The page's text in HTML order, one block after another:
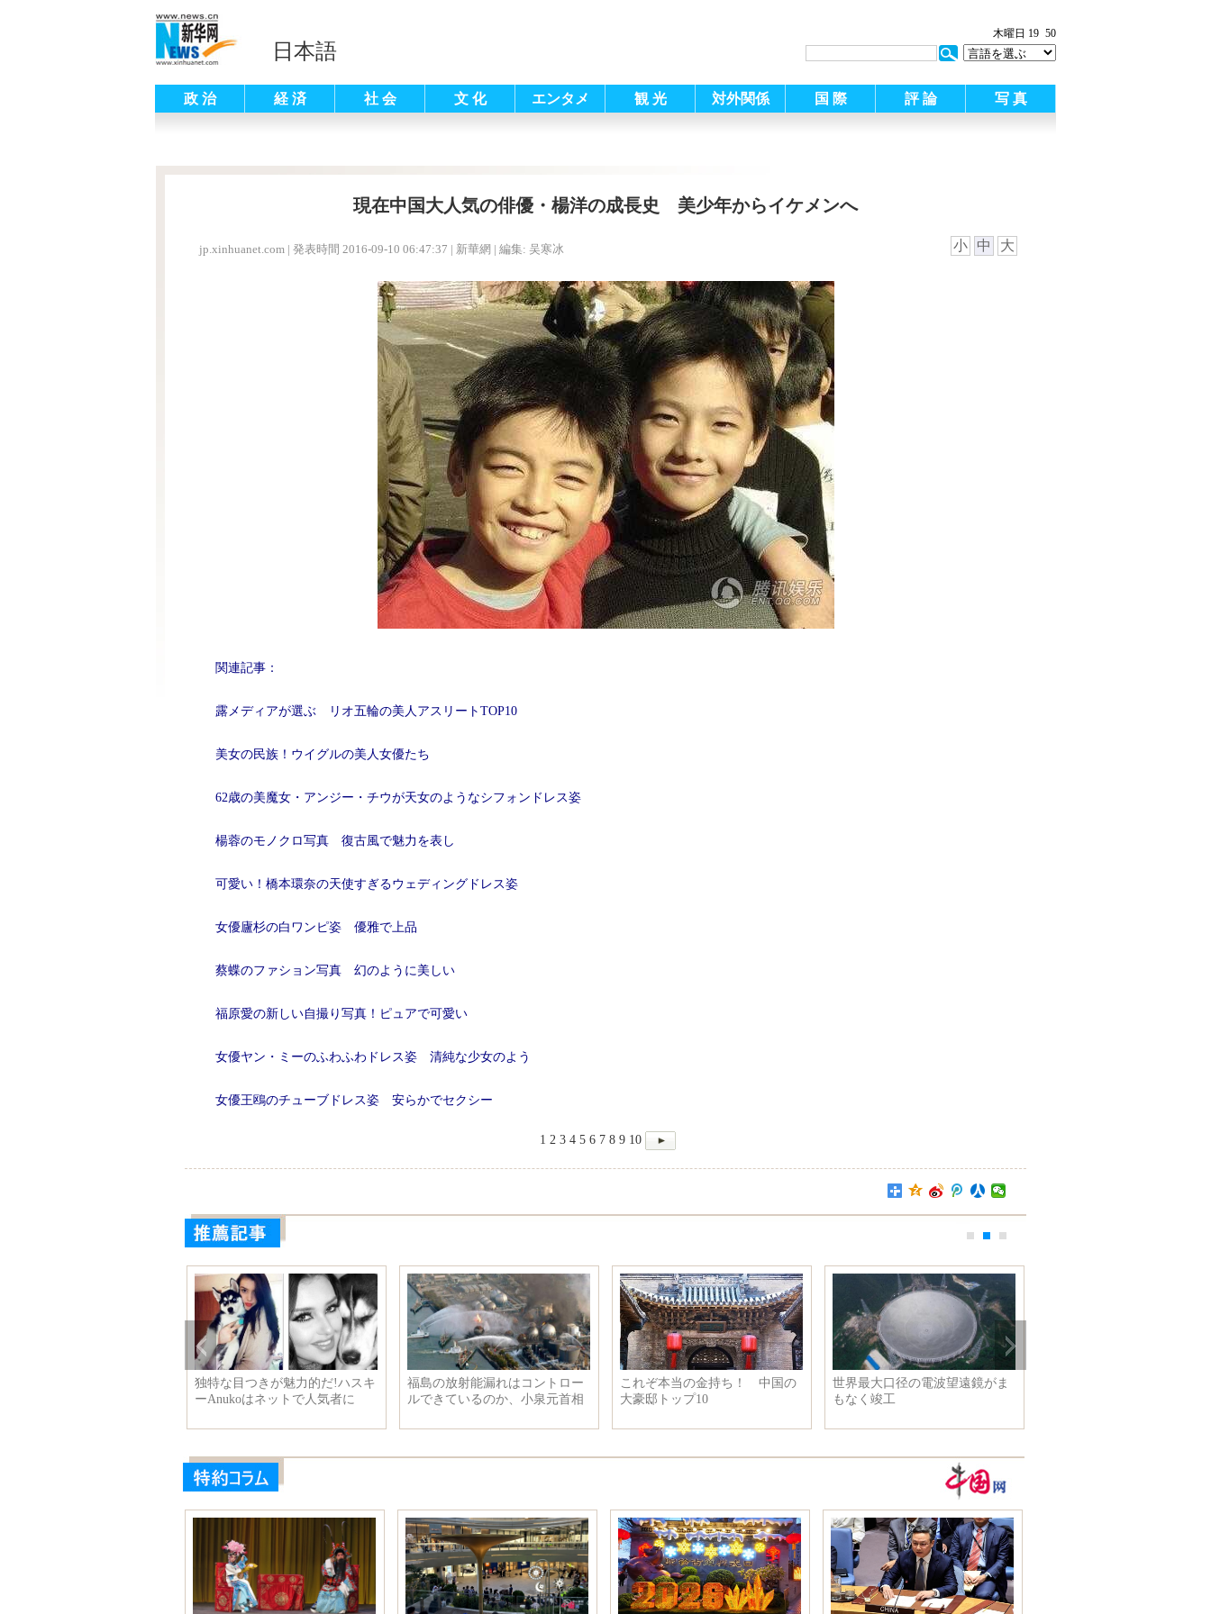
日本語
木曜日 19 50
政 治 経 済 社 会 文 化 エンタメ 観 光 対外関係 国 際 評 論 写 真
現在中国大人気の俳優・楊洋の成長史 美少年からイケメンへ
jp.xinhuanet.com | 発表時間 2016-09-10 06:47:37 | 新華網 | 編集: 吴寒冰 小 中 大
関連記事：
露メディアが選ぶ リオ五輪の美人アスリートTOP10
美女の民族！ウイグルの美人女優たち
62歳の美魔女・アンジー・チウが天女のようなシフォンドレス姿
楊蓉のモノクロ写真 復古風で魅力を表し
可愛い！橋本環奈の天使すぎるウェディングドレス姿
女優廬杉の白ワンピ姿 優雅で上品
蔡蝶のファション写真 幻のように美しい
福原愛の新しい自撮り写真！ピュアで可愛い
女優ヤン・ミーのふわふわドレス姿 清純な少女のよう
女優王鴎のチューブドレス姿 安らかでセクシー
1 2 3 4 5 6 7 8 9 10
これぞ本当の金持ち！ 中国の
大豪邸トップ10
世界最大口径の電波望遠鏡がま
もなく竣工
李克強総理がオーストラリアの
ターンブル首相と会見
李克強総理がラオスのトンルン
首相と会談
自撮り写真と彼氏が撮った写真